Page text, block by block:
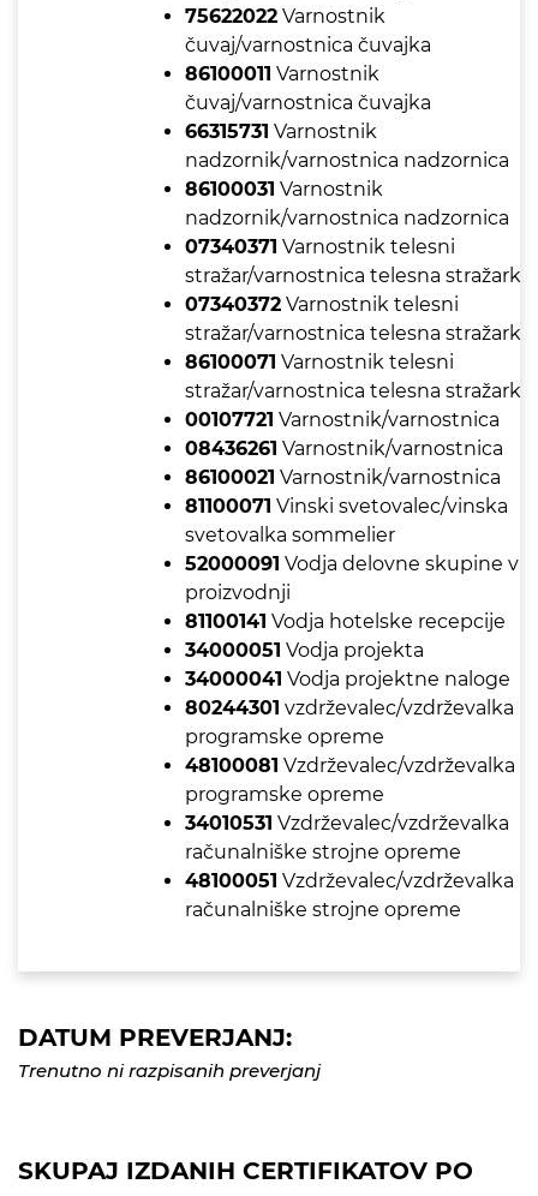
75622022 Varnostnik
čuvaj/varnostnica čuvajka
86100011 Varnostnik
čuvaj/varnostnica čuvajka
66315731 Varnostnik
nadzornik/varnostnica nadzornica
86100031 Varnostnik
nadzornik/varnostnica nadzornica
07340371 Varnostnik telesni
stražar/varnostnica telesna stražarka
07340372 Varnostnik telesni
stražar/varnostnica telesna stražarka
86100071 Varnostnik telesni
stražar/varnostnica telesna stražarka
00107721 Varnostnik/varnostnica
08436261 Varnostnik/varnostnica
86100021 Varnostnik/varnostnica
81100071 Vinski svetovalec/vinska
svetovalka sommelier
52000091 Vodja delovne skupine v
proizvodnji
81100141 Vodja hotelske recepcije
34000051 Vodja projekta
34000041 Vodja projektne naloge
80244301 vzdrževalec/vzdrževalka
programske opreme
48100081 Vzdrževalec/vzdrževalka
programske opreme
34010531 Vzdrževalec/vzdrževalka
računalniške strojne opreme
48100051 Vzdrževalec/vzdrževalka
računalniške strojne opreme
DATUM PREVERJANJ:
Trenutno ni razpisanih preverjanj
SKUPAJ IZDANIH CERTIFIKATOV PO